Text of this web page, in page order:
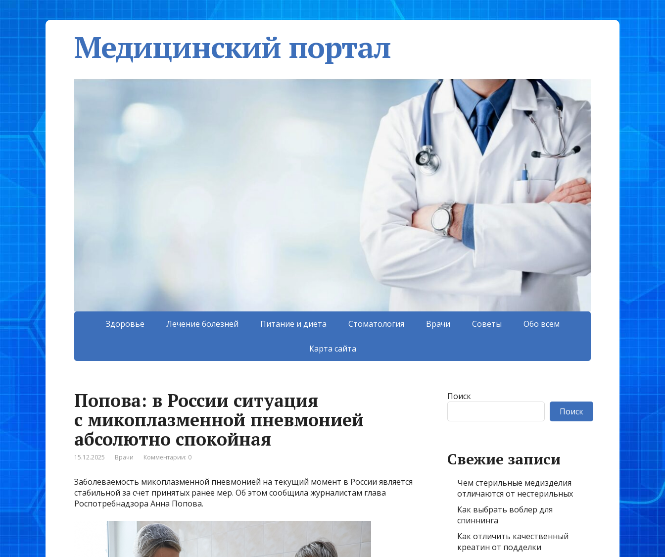
Медицинский портал
Здоровье Лечение болезней Питание и диета Стоматология Врачи Советы Обо всем
Карта сайта
Попова: в России ситуация
с микоплазменной пневмонией
абсолютно спокойная
15.12.2025 Врачи Комментарии: 0
Заболеваемость микоплазменной пневмонией на текущий момент в России является
стабильной за счет принятых ранее мер. Об этом сообщила журналистам глава
Роспотребнадзора Анна Попова.
Поиск
Поиск
Свежие записи
Чем стерильные медизделия
отличаются от нестерильных
Как выбрать воблер для
спиннинга
Как отличить качественный
креатин от подделки